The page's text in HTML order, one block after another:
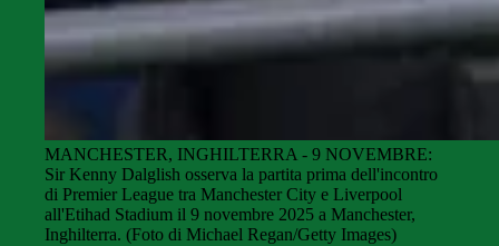
MANCHESTER, INGHILTERRA - 9 NOVEMBRE:
Sir Kenny Dalglish osserva la partita prima dell'incontro
di Premier League tra Manchester City e Liverpool
all'Etihad Stadium il 9 novembre 2025 a Manchester,
Inghilterra. (Foto di Michael Regan/Getty Images)